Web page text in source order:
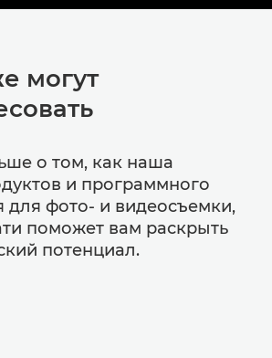
могут
о том, как наша
и программного
для фото- и видеосъемки,
поможет вам раскрыть
потенциал.